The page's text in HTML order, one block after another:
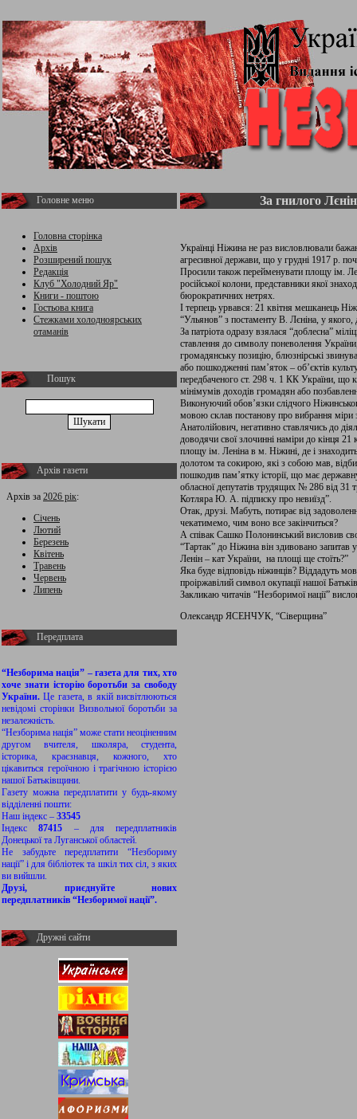
Головне меню
Головна сторінка
Архів
Розширений пошук
Редакція
Клуб "Холодний Яр"
Книги - поштою
Гостьова книга
Стежками холодноярських
отаманів
Пошук
Архів газети
Архів за 2026 рік:
Січень
Лютий
Березень
Квітень
Травень
Червень
Липень
Передплата
“Незборима нація” – газета для тих, хто
хоче знати історію боротьби за свободу
України.Це газета, в якій висвітлюються
невідомі сторінки Визвольної боротьби за
незалежність.
“Незборима нація” може стати неоціненним
другом вчителя, школяра, студента,
історика, краєзнавця, кожного, хто
цікавиться героїчною і трагічною історією
нашої Батьківщини.
Газету можна передплатити у будь-якому
відділенні пошти:
Наш індекс – 33545
Індекс87415 – для передплатників
Донецької та Луганської областей.
Не забудьте передплатити “Незбориму
нації” і для бібліотек та шкіл тих сіл, з яких
ви вийшли.
Друзі, приєднуйте нових
передплатників “Незборимої нації”.
Дружні сайти
За гнилого
Українці Ніжина не раз висловлювали
агресивної держави, що у грудні 1917 р.
Просили також перейменувати площу ім.
російської колони, представники якої
бюрократичних нетрях.
І терпець урвався: 21 квітня мешканець
“Ульянов” з постаменту В. Лєніна, у якого,
За патріота одразу взялася “доблесна”
ставлення до символу поневолення
громадянську позицію, блюзнірські
або пошкодженні пам’яток – об’єктів
передбаченого ст. 298 ч. 1 КК України, що
мінімумів доходів громадян або
Виконуючий обов’язки слідчого
мовою склав постанову про вибрання міри
Анатолійович, негативно ставлячись до
доводячи свої злочинні наміри до кінця
площу ім. Леніна в м. Ніжині, де і
долотом та сокирою, які з собою мав,
пошкодив пам’ятку історії, що має
обласної депутатів трудящих № 286 від 31
Котляра Ю. А. підписку про невиїзд”.
Отак, друзі. Мабуть, потирає від
чекатимемо, чим воно все закінчиться?
А співак Сашко Полонинський висловив
“Тартак” до Ніжина він здивовано
Ленін – кат України, на площі ще стоїть?”
Яка буде відповідь ніжинців? Віддадуть
проіржавілий символ окупації нашої
Закликаю читачів “Незборимої нації”
Олександр ЯСЕНЧУК, “Сіверщина”